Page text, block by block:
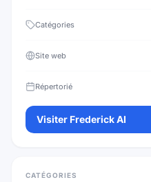
Catégories
Site web
Répertorié
Visiter Frederick AI
CATÉGORIES